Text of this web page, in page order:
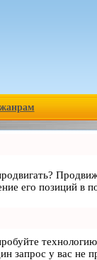
его позиций в
технологию
запрос у вас не